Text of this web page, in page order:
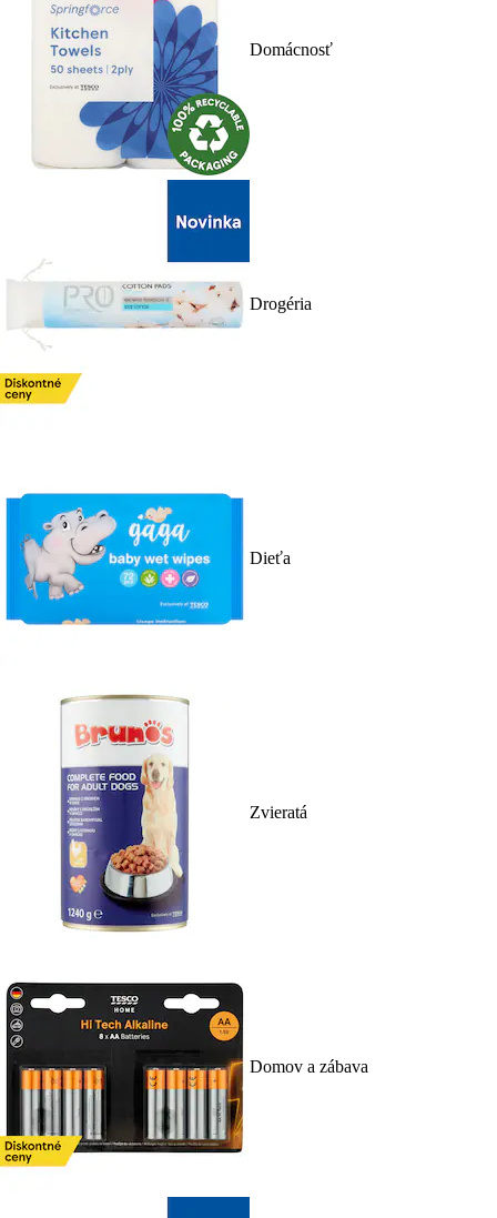
Domácnosť
Drogéria
Dieťa
Zvieratá
Domov a zábava